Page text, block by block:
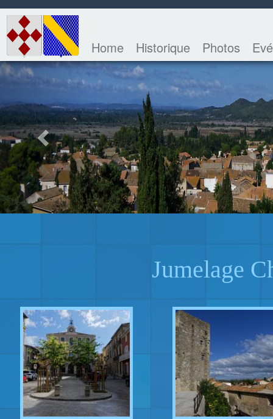
Home Historique Photos
Previous
Jumelage